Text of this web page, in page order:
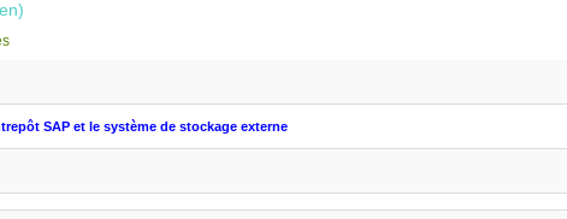
SAP et le système de stockage externe